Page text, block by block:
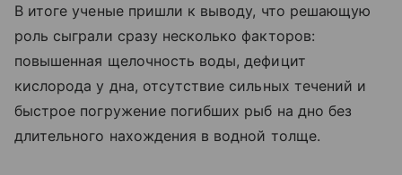
В итоге ученые пришли к выводу, что решающую
роль сыграли сразу несколько факторов:
повышенная щелочность воды, дефицит
кислорода у дна, отсутствие сильных течений и
быстрое погружение погибших рыб на дно без
длительного нахождения в водной толще.